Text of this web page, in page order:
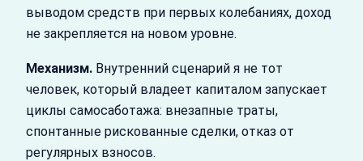
выводом средств при первых колебаниях, доход
не закрепляется на новом уровне.
Механизм. Внутренний сценарий я не тот
человек, который владеет капиталом запускает
циклы самосаботажа: внезапные траты,
спонтанные рискованные сделки, отказ от
регулярных взносов.